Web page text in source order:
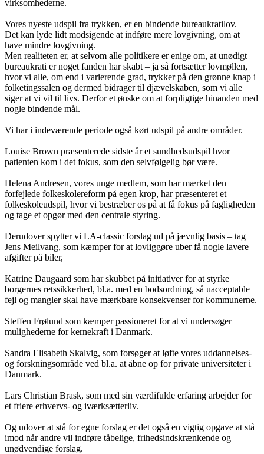
virksomhederne.
Vores nyeste udspil fra trykken, er en bindende bureaukratilov.
Det kan lyde lidt modsigende at indføre mere lovgivning, om at
have mindre lovgivning.
Men realiteten er, at selvom alle politikere er enige om, at unødigt
bureaukrati er noget fanden har skabt – ja så fortsætter lovmøllen,
hvor vi alle, om end i varierende grad, trykker på den grønne knap i
folketingssalen og dermed bidrager til djævelskaben, som vi alle
siger at vi vil til livs. Derfor et ønske om at forpligtige hinanden med
nogle bindende mål.
Vi har i indeværende periode også kørt udspil på andre områder.
Louise Brown præsenterede sidste år et sundhedsudspil hvor
patienten kom i det fokus, som den selvfølgelig bør være.
Helena Andresen, vores unge medlem, som har mærket den
forfejlede folkeskolereform på egen krop, har præsenteret et
folkeskoleudspil, hvor vi bestræber os på at få fokus på fagligheden
og tage et opgør med den centrale styring.
Derudover spytter vi LA-classic forslag ud på jævnlig basis – tag
Jens Meilvang, som kæmper for at lovliggøre uber få nogle lavere
afgifter på biler,
Katrine Daugaard som har skubbet på initiativer for at styrke
borgernes retssikkerhed, bl.a. med en bodsordning, så uacceptable
fejl og mangler skal have mærkbare konsekvenser for kommunerne.
Steffen Frølund som kæmper passioneret for at vi undersøger
mulighederne for kernekraft i Danmark.
Sandra Elisabeth Skalvig, som forsøger at løfte vores uddannelses-
og forskningsområde ved bl.a. at åbne op for private universiteter i
Danmark.
Lars Christian Brask, som med sin værdifulde erfaring arbejder for
et friere erhvervs- og iværksætterliv.
Og udover at stå for egne forslag er det også en vigtig opgave at stå
imod når andre vil indføre tåbelige, frihedsindskrænkende og
unødvendige forslag.